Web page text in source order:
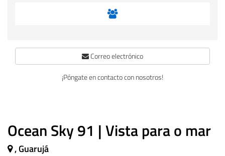
Ocean Sky 91 | Vista para o mar
, Guarujá
Correo electrónico
¡Póngate en contacto con nosotros!